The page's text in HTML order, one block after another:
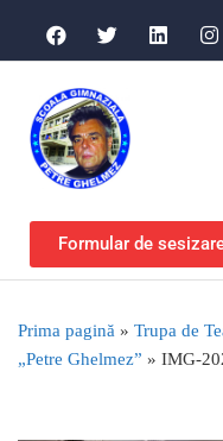
Formular de
Prima pagină » Trupa de
„Petre Ghelmez” » IMG-